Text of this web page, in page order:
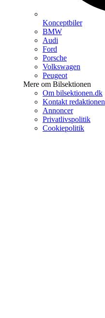
Konceptbiler
BMW
Audi
Ford
Porsche
Volkswagen
Peugeot
Mere om Bilsektionen
Om bilsektionen.dk
Kontakt redaktionen
Annoncer
Privatlivspolitik
Cookiepolitik